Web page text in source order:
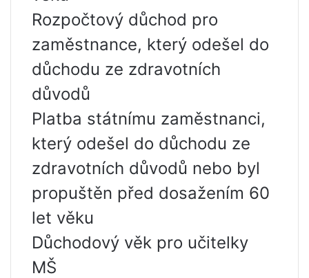
Rozpočtový důchod pro
zaměstnance, který odešel do
důchodu ze zdravotních
důvodů
Platba státnímu zaměstnanci,
který odešel do důchodu ze
zdravotních důvodů nebo byl
propuštěn před dosažením 60
let věku
Důchodový věk pro učitelky
MŠ